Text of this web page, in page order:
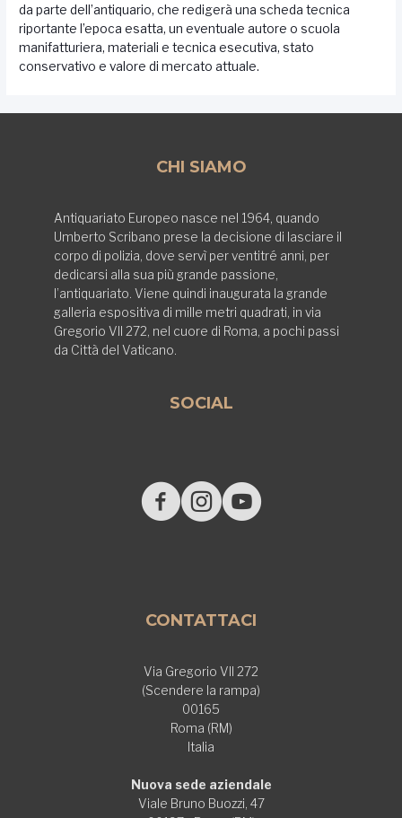
da parte dell’antiquario, che redigerà una scheda tecnica
riportante l’epoca esatta, un eventuale autore o scuola
manifatturiera, materiali e tecnica esecutiva, stato
conservativo e valore di mercato attuale.
CHI SIAMO
Antiquariato Europeo nasce nel 1964, quando
Umberto Scribano prese la decisione di lasciare il
corpo di polizia, dove servì per ventitré anni, per
dedicarsi alla sua più grande passione,
l’antiquariato. Viene quindi inaugurata la grande
galleria espositiva di mille metri quadrati, in via
Gregorio VII 272, nel cuore di Roma, a pochi passi
da Città del Vaticano.
SOCIAL
CONTATTACI
Via Gregorio VII 272
(Scendere la rampa)
00165
Roma (RM)
Italia
Nuova sede aziendale
Viale Bruno Buozzi, 47